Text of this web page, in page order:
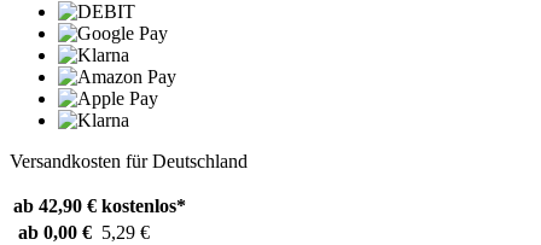
Versandkosten für Deutschland
ab 42,90 € kostenlos*
ab 0,00 € 5,29 €